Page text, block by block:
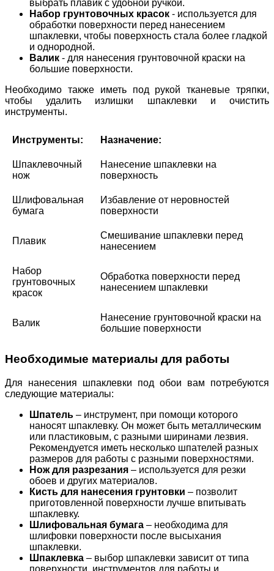
выбрать плавик с удобной ручкой.
Набор грунтовочных красок - используется для
обработки поверхности перед нанесением
шпаклевки, чтобы поверхность стала более гладкой
и однородной.
Валик - для нанесения грунтовочной краски на
большие поверхности.
Необходимо также иметь под рукой тканевые тряпки,
чтобы удалить излишки шпаклевки и очистить
инструменты.
Инструменты: Назначение:
Шпаклевочный
нож
Нанесение шпаклевки на
поверхность
Шлифовальная
бумага
Избавление от неровностей
поверхности
Плавик
Смешивание шпаклевки перед
нанесением
Набор
грунтовочных
красок
Обработка поверхности перед
нанесением шпаклевки
Валик
Нанесение грунтовочной краски на
большие поверхности
Необходимые материалы для работы
Для нанесения шпаклевки под обои вам потребуются
следующие материалы:
Шпатель – инструмент, при помощи которого
наносят шпаклевку. Он может быть металлическим
или пластиковым, с разными ширинами лезвия.
Рекомендуется иметь несколько шпателей разных
размеров для работы с разными поверхностями.
Нож для разрезания – используется для резки
обоев и других материалов.
Кисть для нанесения грунтовки – позволит
приготовленной поверхности лучше впитывать
шпаклевку.
Шлифовальная бумага – необходима для
шлифовки поверхности после высыхания
шпаклевки.
Шпаклевка – выбор шпаклевки зависит от типа